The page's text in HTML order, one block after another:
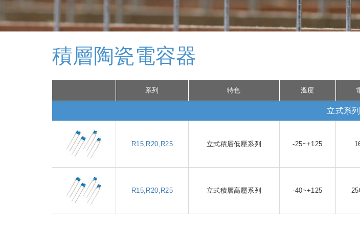
積層陶瓷電容器
系列 特色 溫度
立式系列
R15,R20,R25 立式積層低壓系列 -25~+125
R15,R20,R25 立式積層高壓系列 -40~+125